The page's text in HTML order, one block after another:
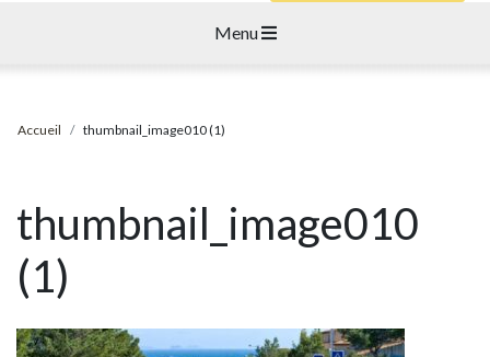
Menu
Accueil thumbnail_image010 (1)
thumbnail_image010
(1)